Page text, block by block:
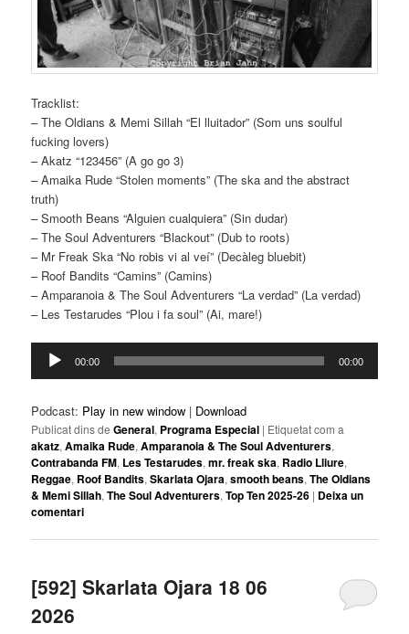
Tracklist:
– The Oldians & Memi Sillah “El lluitador” (Som uns soulful
fucking lovers)
– Akatz “123456” (A go go 3)
– Amaika Rude “Stolen moments” (The ska and the abstract
truth)
– Smooth Beans “Alguien cualquiera” (Sin dudar)
– The Soul Adventurers “Blackout” (Dub to roots)
– Mr Freak Ska “No robis vi al veí” (Decàleg bluebit)
– Roof Bandits “Camins” (Camins)
– Amparanoia & The Soul Adventurers “La verdad” (La verdad)
– Les Testarudes “Plou i fa soul” (Ai, mare!)
Reproductor
d'àudio
00:00 00:00
Podcast: Play in new window | Download
Publicat dins de General, Programa Especial | Etiquetat com a
akatz,Amaika Rude,Amparanoia & The Soul Adventurers,
Contrabanda FM, Les Testarudes,mr. freak ska, Radio Lliure,
Reggae, Roof Bandits,Skarlata Ojara,smooth beans,The Oldians
& Memi Sillah,The Soul Adventurers,Top Ten 2025-26 | Deixa un
comentari
[592] Skarlata Ojara 18 06
2026